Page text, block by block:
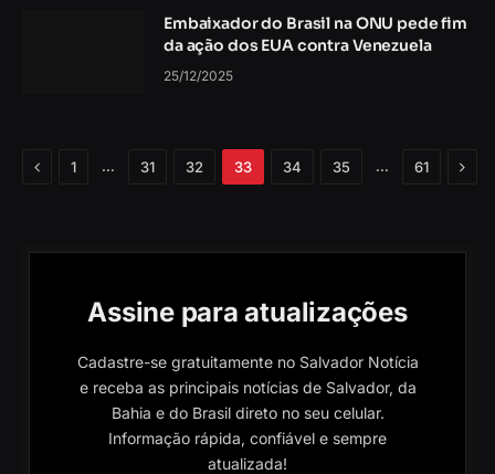
Embaixador do Brasil na ONU pede fim
da ação dos EUA contra Venezuela
25/12/2025
Anterior
1 … 31 32 33 34 35 … 61
Assine para atualizações
Cadastre-se gratuitamente no Salvador Notícia
e receba as principais notícias de Salvador, da
Bahia e do Brasil direto no seu celular.
Informação rápida, confiável e sempre
atualizada!